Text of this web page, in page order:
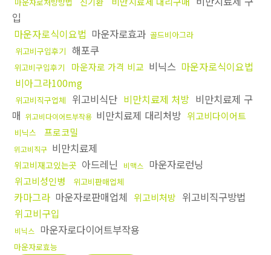
입
마운자로식이요법 마운자로효과 골드비아그라
위고비구입후기 해포쿠
위고비구입후기 마운자로 가격 비교 비닉스 마운자로식이요법
비아그라100mg
위고비직구업체 위고비식단 비만치료제 처방 비만치료제 구
매 위고비다이어트부작용 비만치료제 대리처방 위고비다이어트
비닉스 프로코밀
위고비직구 비만치료제
위고비재고있는곳 아드레닌 비맥스 마운자로런닝
위고비성인병 위고비판매업체
카마그라 마운자로판매업체 위고비처방 위고비직구방법
위고비구입
비닉스 마운자로다이어트부작용
마운자로효능